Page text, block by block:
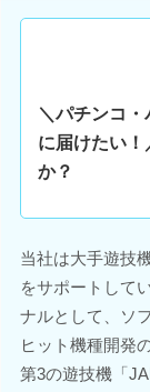
＼パチンコ
に届けたい
か？
当社は大手遊技
をサポートして
ナルとして、ソ
ヒット機種開発
第3の遊技機「